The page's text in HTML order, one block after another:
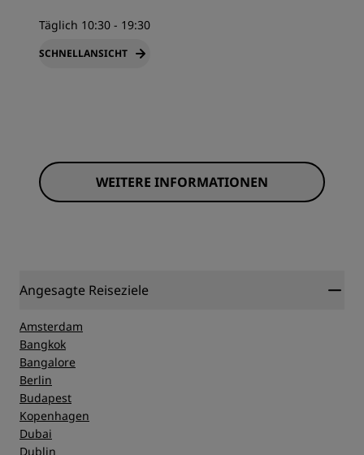
Täglich 10:30 - 19:30
SCHNELLANSICHT
WEITERE INFORMATIONEN
Angesagte Reiseziele
Amsterdam
Bangkok
Bangalore
Berlin
Budapest
Kopenhagen
Dubai
Dublin